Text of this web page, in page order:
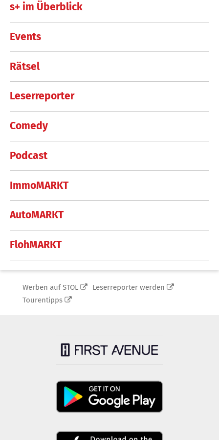
s+ im Überblick
Events
Rätsel
Leserreporter
Comedy
Podcast
ImmoMARKT
AutoMARKT
FlohMARKT
Werben auf STOL
Leserreporter werden
Tourentipps